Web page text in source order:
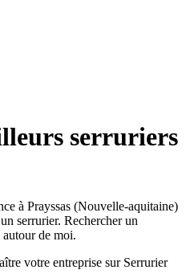
serruriers
à Prayssas (Nouvelle-aquitaine)
serrurier. Rechercher un
de moi.
votre entreprise sur Serrurier